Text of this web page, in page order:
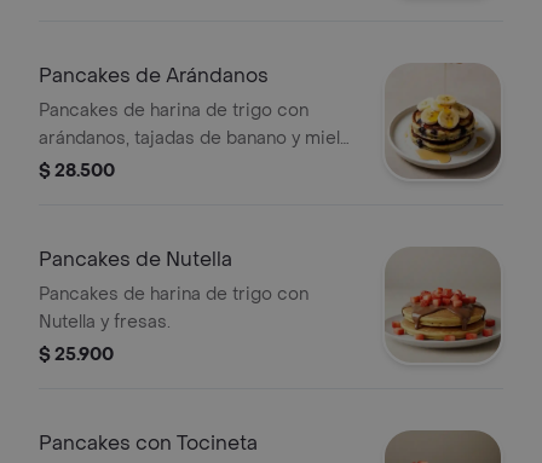
Pancakes de Arándanos
Pancakes de harina de trigo con
arándanos, tajadas de banano y miel
de maple.
$ 28.500
Pancakes de Nutella
Pancakes de harina de trigo con
Nutella y fresas.
$ 25.900
Pancakes con Tocineta